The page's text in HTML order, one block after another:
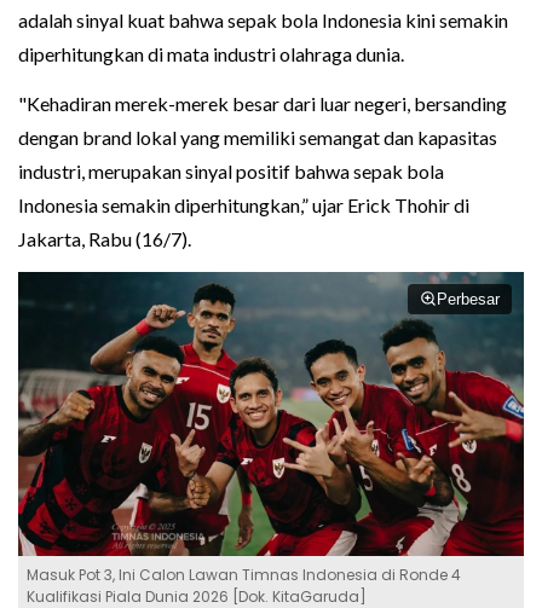
adalah sinyal kuat bahwa sepak bola Indonesia kini semakin
diperhitungkan di mata industri olahraga dunia.
"Kehadiran merek-merek besar dari luar negeri, bersanding
dengan brand lokal yang memiliki semangat dan kapasitas
industri, merupakan sinyal positif bahwa sepak bola
Indonesia semakin diperhitungkan,” ujar Erick Thohir di
Jakarta, Rabu (16/7).
Perbesar
Masuk Pot 3, Ini Calon Lawan Timnas Indonesia di Ronde 4
Kualifikasi Piala Dunia 2026 [Dok. KitaGaruda]